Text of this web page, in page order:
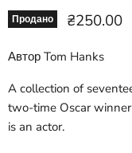
Продано Ціна зараз
₴250.00
Автор Tom Hanks
A collection of
two-time Oscar
is an actor.